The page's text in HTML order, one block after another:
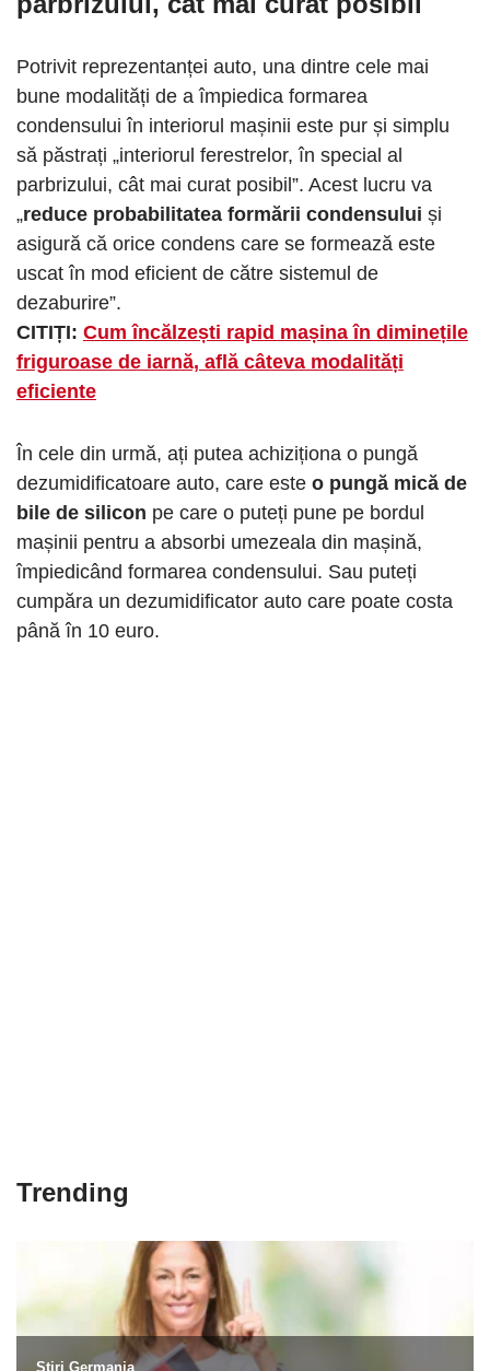
Potrivit reprezentanței auto, una dintre cele mai
bune modalități de a împiedica formarea
condensului în interiorul mașinii este pur și simplu
să păstrați „interiorul ferestrelor, în special al
parbrizului, cât mai curat posibil”. Acest lucru va
„reduce probabilitatea formării condensului și
asigură că orice condens care se formează este
uscat în mod eficient de către sistemul de
dezaburire”.
CITIȚI: Cum încălzești rapid mașina în diminețile
friguroase de iarnă, află câteva modalități
eficiente
În cele din urmă, ați putea achiziționa o pungă
dezumidificatoare auto, care este o pungă mică de
bile de silicon pe care o puteți pune pe bordul
mașinii pentru a absorbi umezeala din mașină,
împiedicând formarea condensului. Sau puteți
cumpăra un dezumidificator auto care poate costa
până în 10 euro.
Trending